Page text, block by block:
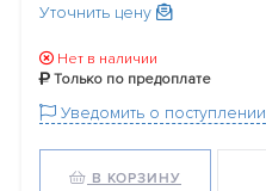
Уточнить цену
Нет в наличии
Только по предоплате
Уведомить о поступлении
В КОРЗИНУ